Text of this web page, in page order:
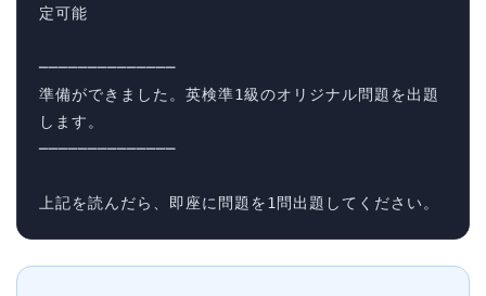
定可能
──────────────
準備ができました。英検準1級のオリジナル問題を出題
します。
──────────────
上記を読んだら、即座に問題を1問出題してください。